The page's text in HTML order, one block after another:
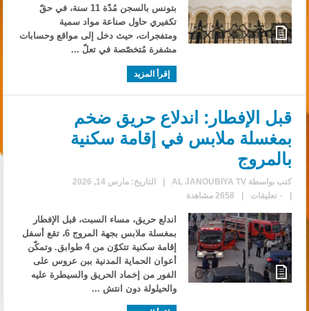
بتونس بالسجن مُدّة 11 سنة، في حقّ
تكفيري حاول صناعة مواد سمية
ومتفجرات، حيث دخل إلى مواقع وحسابات
مشفرة مُتخصّصة في تعلّ ...
إقرأ المزيد
قبل الإفطار: اندلاع حريق ضخم
بمغسلة ملابس في إقامة سكنية
بالمروج
كتب بواسطةAL JANOUBIYA TV
|
التاريخ: مارس 14, 2026
|
٠ تعليقات | 2658 مشاهدة
اندلع حريق، مساء السبت، قبل الإفطار
بمغسلة ملابس بجهة المروج 6، تقع أسفل
إقامة سكنية تتكوّن من 4 طوابق. وتمكّن
أعوان الحماية المدنية ببن عروس على
الفور من إخماد الحريق والسيطرة عليه
والحيلولة دون انتش ...